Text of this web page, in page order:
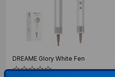
DREAME Glory White Fen